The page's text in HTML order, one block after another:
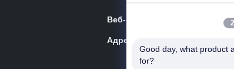
Веб-сайт:
Адрес:
жоу, провинция
Good day, what product
for?